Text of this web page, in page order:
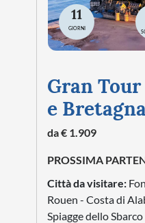
11
GIORNI
Gran
e
da € 1.909
PROSSIMA
Città da visitare:
Rouen - Costa di
Spiagge dello